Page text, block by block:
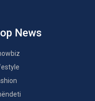
News